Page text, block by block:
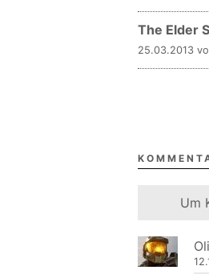
The Elder
25.03.2013
Um
Oli